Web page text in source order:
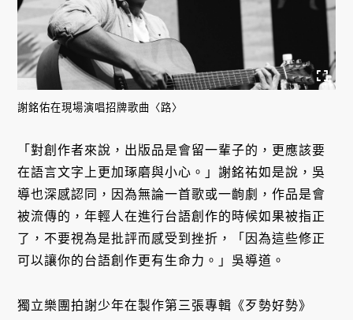
謝銘佑在現場演唱招牌歌曲〈路〉
「對創作者來說，出版品是會留一輩子的，更應該要
在語言文字上更加琢磨與小心。」謝銘祐如是說，吳
導也深感認同，因為無論一首歌或一齣劇，作品是會
被流傳的，年輕人在進行台語創作的時候如果被指正
了，不要視為是批評而感受到挫折，「因為這些修正
可以讓你的台語創作更有生命力。」吳導道。
獨立樂團拍謝少年在製作第三張專輯《歹勢好勢》